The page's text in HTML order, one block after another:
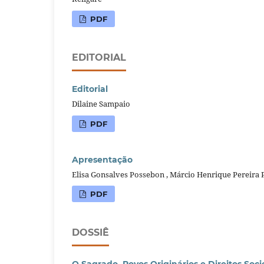
PDF
EDITORIAL
Editorial
Dilaine Sampaio
PDF
Apresentação
Elisa Gonsalves Possebon , Márcio Henrique Pereira
PDF
DOSSIÊ